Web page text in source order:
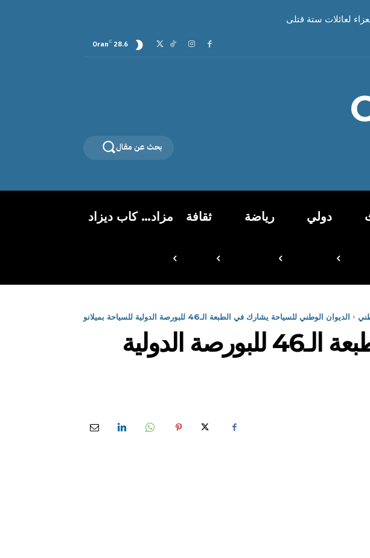
لعائلات ستة قتلى
28.6
C
Oran
بحث عن مقال
دولي رياضة ثقافة مزاد… كاب ديزاد
الديوان الوطني للسياحة يشارك في الطبعة الـ46 للبورصة الدولية للسياحة بميلانو
الديوان الوطني للسياحة يشارك في الطبعة الـ46 للبورصة الدولية